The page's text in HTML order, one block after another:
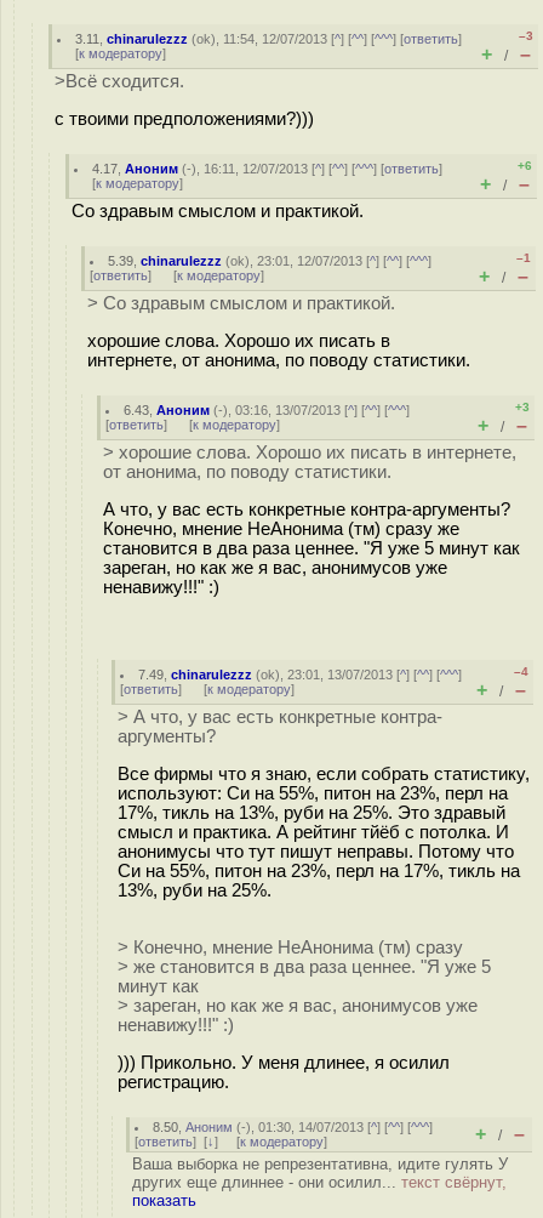
3.11 ,chinarulezzz (ok), 11:54, 12/07/2013 [^] [^^] [^^^] [ответить]
[к модератору]
–3
+ / –
>Всё сходится.
с твоими предположениями?)))
4.17 ,Аноним (-), 16:11, 12/07/2013 [^] [^^] [^^^] [ответить]
[к модератору]
+6
+ / –
Со здравым смыслом и практикой.
5.39 ,chinarulezzz (ok), 23:01, 12/07/2013 [^] [^^] [^^^]
[ответить] [к модератору]
–1
+ / –
> Со здравым смыслом и практикой.
хорошие слова. Хорошо их писать в
интернете, от анонима, по поводу статистики.
6.43 ,Аноним (-), 03:16, 13/07/2013 [^] [^^] [^^^]
[ответить] [к модератору]
+3
+ / –
> хорошие слова. Хорошо их писать в интернете,
от анонима, по поводу статистики.
А что, у вас есть конкретные контра-аргументы?
Конечно, мнение НеАнонима (тм) сразу же
становится в два раза ценнее. "Я уже 5 минут как
зареган, но как же я вас, анонимусов уже
ненавижу!!!" :)
7.49 ,chinarulezzz (ok), 23:01, 13/07/2013 [^] [^^] [^^^]
[ответить] [к модератору]
–4
+ / –
> А что, у вас есть конкретные контра-
аргументы?
Все фирмы что я знаю, если собрать статистику,
используют: Си на 55%, питон на 23%, перл на
17%, тикль на 13%, руби на 25%. Это здравый
смысл и практика. А рейтинг тйёб с потолка. И
анонимусы что тут пишут неправы. Потому что
Си на 55%, питон на 23%, перл на 17%, тикль на
13%, руби на 25%.
> Конечно, мнение НеАнонима (тм) сразу
> же становится в два раза ценнее. "Я уже 5
минут как
> зареган, но как же я вас, анонимусов уже
ненавижу!!!" :)
))) Прикольно. У меня длинее, я осилил
регистрацию.
8.50 ,Аноним (-), 01:30, 14/07/2013 [^] [^^] [^^^]
[ответить] [↓] [к модератору] + / –
Ваша выборка не репрезентативна, идите гулять У
других еще длиннее - они осилил... текст свёрнут,
показать